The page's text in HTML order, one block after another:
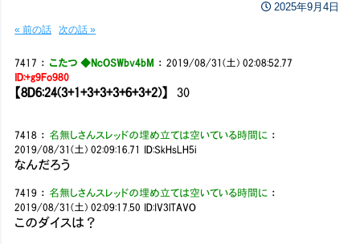
2025年9月4日
« 前の話 次の話 »
7417 ： こたつ ◆NcOSWbv4bM ：2019/08/31(土) 02:08:52.77
ID:+g9Fo980
【8D6:24(3+1+3+3+3+6+3+2)】 30
7418 ： 名無しさんスレッドの埋め立ては空いている時間に ：
2019/08/31(土) 02:09:16.71
ID:SkHsLH5i
なんだろう
7419 ： 名無しさんスレッドの埋め立ては空いている時間に ：
2019/08/31(土) 02:09:17.50 ID:IV3lTAVO
このダイスは？